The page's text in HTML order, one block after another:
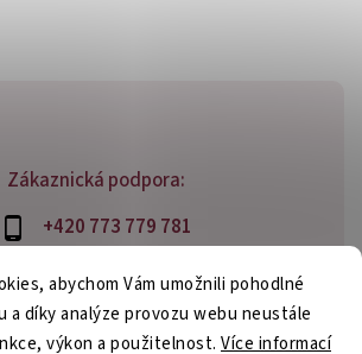
abychom Vám umožnili pohodlné
a díky analýze provozu webu neustále
výkon a použitelnost. Více informací
Zákaznická podpora:
+420 773 779 781
info@bossfood.cz